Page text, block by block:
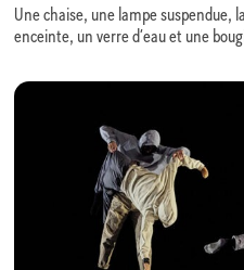
Une chaise, une lampe suspendue,
enceinte, un verre d’eau et une
comme dans un film en en noir et
méticuleux évolue. Tout lui échappe
sa lampe, il attend dans la
instant. Il jongle avec la balle que
pénombre va la lui reprendre. Des
et transformées par les rythmes et
Dans cet espace où les moyens
éléments de jeu, les logiques de